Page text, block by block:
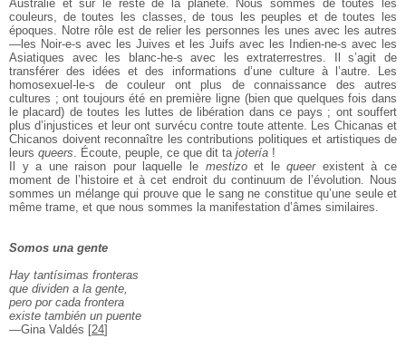
Australie et sur le reste de la planète. Nous sommes de toutes les
couleurs, de toutes les classes, de tous les peuples et de toutes les
époques. Notre rôle est de relier les personnes les unes avec les autres
—les Noir-e-s avec les Juives et les Juifs avec les Indien-ne-s avec les
Asiatiques avec les blanc-he-s avec les extraterrestres. Il s’agit de
transférer des idées et des informations d’une culture à l’autre. Les
homosexuel-le-s de couleur ont plus de connaissance des autres
cultures ; ont toujours été en première ligne (bien que quelques fois dans
le placard) de toutes les luttes de libération dans ce pays ; ont souffert
plus d’injustices et leur ont survécu contre toute attente. Les Chicanas et
Chicanos doivent reconnaître les contributions politiques et artistiques de
leurs queers . Écoute, peuple, ce que dit ta jotería !
Il y a une raison pour laquelle le mestizoet lequeerexistent à ce
moment de l’histoire et à cet endroit du continuum de l’évolution. Nous
sommes un mélange qui prouve que le sang ne constitue qu’une seule et
même trame, et que nous sommes la manifestation d’âmes similaires.
Somos una gente
Hay tantísimas fronteras
que dividen a la gente,
pero por cada frontera
existe también un puente
―Gina Valdés [24]